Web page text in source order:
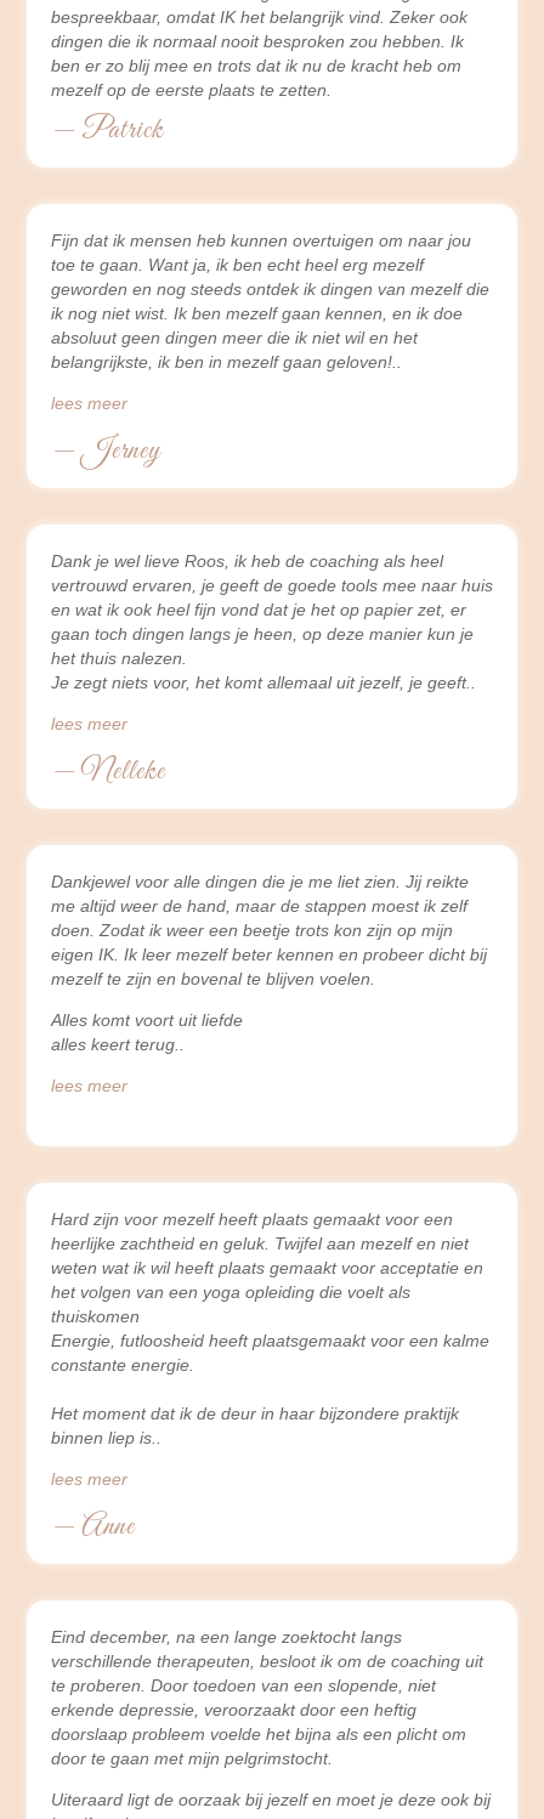
bespreekbaar, omdat IK het belangrijk vind. Zeker ook
dingen die ik normaal nooit besproken zou hebben. Ik
ben er zo blij mee en trots dat ik nu de kracht heb om
mezelf op de eerste plaats te zetten.
— Patrick
Fijn dat ik mensen heb kunnen overtuigen om naar jou
toe te gaan. Want ja, ik ben echt heel erg mezelf
geworden en nog steeds ontdek ik dingen van mezelf die
ik nog niet wist. Ik ben mezelf gaan kennen, en ik doe
absoluut geen dingen meer die ik niet wil en het
belangrijkste, ik ben in mezelf gaan geloven!
lees meer
— Jerney
Dank je wel lieve Roos, ik heb de coaching als heel
vertrouwd ervaren, je geeft de goede tools mee naar huis
en wat ik ook heel fijn vond dat je het op papier zet, er
gaan toch dingen langs je heen, op deze manier kun je
het thuis nalezen.
Je zegt niets voor, het komt allemaal uit jezelf, je geeft
lees meer
— Nelleke
Dankjewel voor alle dingen die je me liet zien. Jij reikte
me altijd weer de hand, maar de stappen moest ik zelf
doen. Zodat ik weer een beetje trots kon zijn op mijn
eigen IK. Ik leer mezelf beter kennen en probeer dicht bij
mezelf te zijn en bovenal te blijven voelen.
Alles komt voort uit liefde
alles keert terug
lees meer
Hard zijn voor mezelf heeft plaats gemaakt voor een
heerlijke zachtheid en geluk. Twijfel aan mezelf en niet
weten wat ik wil heeft plaats gemaakt voor acceptatie en
het volgen van een yoga opleiding die voelt als
thuiskomen
Energie, futloosheid heeft plaatsgemaakt voor een kalme
constante energie.
Het moment dat ik de deur in haar bijzondere praktijk
binnen liep is
lees meer
— Anne
Eind december, na een lange zoektocht langs
verschillende therapeuten, besloot ik om de coaching uit
te proberen. Door toedoen van een slopende, niet
erkende depressie, veroorzaakt door een heftig
doorslaap probleem voelde het bijna als een plicht om
door te gaan met mijn pelgrimstocht.
Uiteraard ligt de oorzaak bij jezelf en moet je deze ook bij